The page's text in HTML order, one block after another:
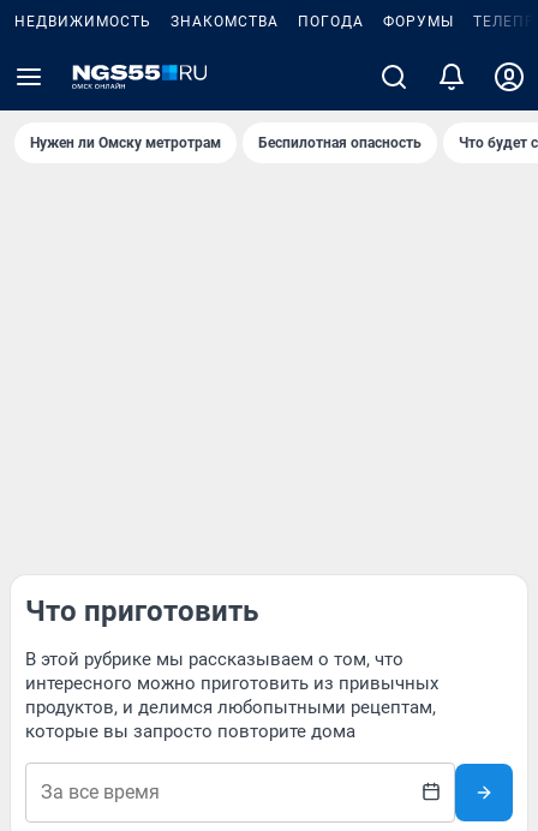
НЕДВИЖИМОСТЬ ЗНАКОМСТВА ПОГОДА ФОРУМЫ
Нужен ли Омску метротрам Беспилотная опасность Что будет
Что приготовить
В этой рубрике мы рассказываем о том, что
интересного можно приготовить из привычных
продуктов, и делимся любопытными рецептам,
которые вы запросто повторите дома